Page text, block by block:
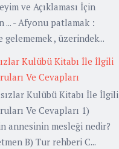
ve Açıklaması İçin
... - Afyonu patlamak :
gelememek , üzerindek...
Kulübü Kitabı İle İlgili
Ve Cevapları
Kulübü Kitabı İle İlgili
Ve Cevapları 1)
annesinin mesleği nedir?
B) Tur rehberi C...